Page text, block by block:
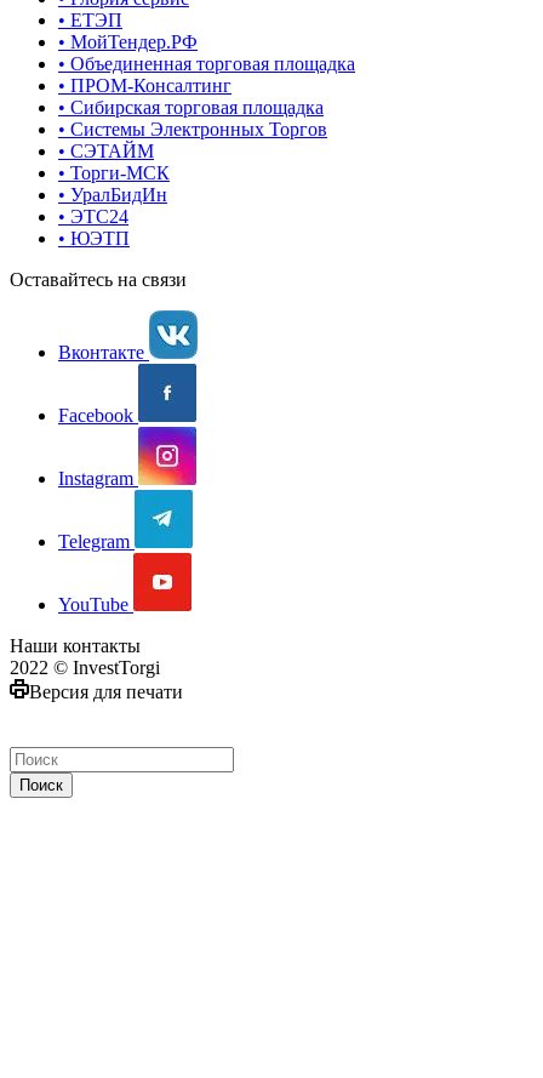
• ЕТЭП
• МойТендер.РФ
• Объединенная торговая площадка
• ПРОМ-Консалтинг
• Сибирская торговая площадка
• Системы Электронных Торгов
• СЭТАЙМ
• Торги-МСК
• УралБидИн
• ЭТС24
• ЮЭТП
Оставайтесь на связи
Вконтакте
Facebook
Instagram
Telegram
YouTube
Наши контакты
2022 © InvestTorgi
Версия для печати
Поиск